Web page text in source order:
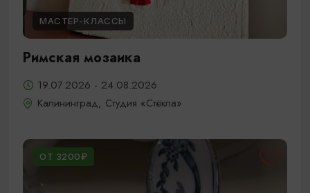
МАСТЕР-КЛАССЫ
Римская мозаика
19.07.2026 - 24.08.2026
Калининград, Студия «Стёкла»
ОТ 3200₽